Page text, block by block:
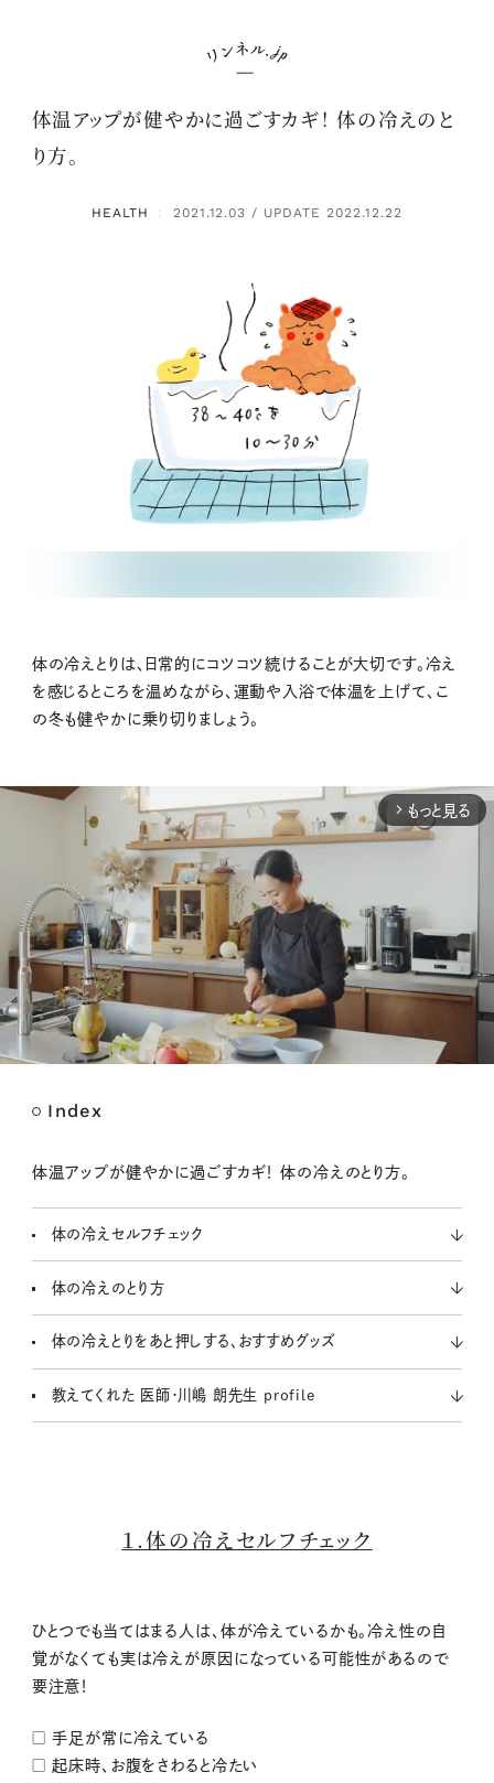
体温アップが健やかに過ごすカギ！ 体の冷えのと
り方。
HEALTH ： 2021.12.03 / UPDATE 2022.12.22
体の冷えとりは、日常的にコツコツ続けることが大切です。冷え
を感じるところを温めながら、運動や入浴で体温を上げて、こ
の冬も健やかに乗り切りましょう。
arrow_forward_ios もっと見る
Index
体温アップが健やかに過ごすカギ！ 体の冷えのとり方。
体の冷えセルフチェック
体の冷えのとり方
体の冷えとりをあと押しする、おすすめグッズ
教えてくれた 医師・川嶋 朗先生 profile
１.体の冷えセルフチェック
ひとつでも当てはまる人は、体が冷えているかも。冷え性の自
覚がなくても実は冷えが原因になっている可能性があるので
要注意！
□ 手足が常に冷えている
□ 起床時、お腹をさわると冷たい